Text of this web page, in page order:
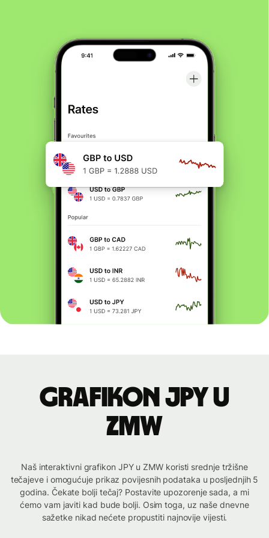
Grafikon JPY u
ZMW
Naš interaktivni grafikon JPY u ZMW koristi srednje tržišne
tečajeve i omogućuje prikaz povijesnih podataka u posljednjih 5
godina. Čekate bolji tečaj? Postavite upozorenje sada, a mi
ćemo vam javiti kad bude bolji. Osim toga, uz naše dnevne
sažetke nikad nećete propustiti najnovije vijesti.